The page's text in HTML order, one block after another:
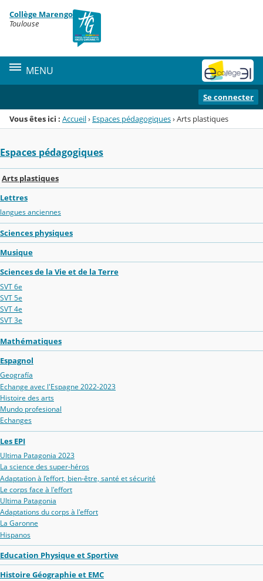
Menu de la rubrique
Contenu
Collège Marengo
Toulouse
MENU
Se connecter
Vous êtes ici : Accueil› Espaces pédagogiques›Arts plastiques
Espaces pédagogiques
Arts plastiques
Lettres
langues anciennes
Sciences physiques
Musique
Sciences de la Vie et de la Terre
SVT 6e
SVT 5e
SVT 4e
SVT 3e
Mathématiques
Espagnol
Geografía
Echange avec l'Espagne 2022-2023
Histoire des arts
Mundo profesional
Echanges
Les EPI
Ultima Patagonia 2023
La science des super-héros
Adaptation à l’effort, bien-être, santé et sécurité
Le corps face à l'effort
Ultima Patagonia
Adaptations du corps à l'effort
La Garonne
Hispanos
Education Physique et Sportive
Histoire Géographie et EMC